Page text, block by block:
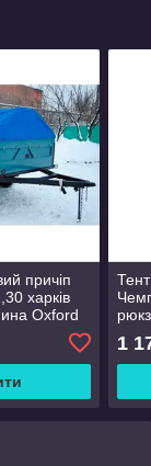
причіп
харків
Oxford
1